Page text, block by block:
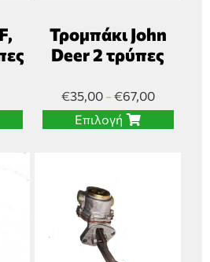
Τρομπάκι John
Deer 2 τρύπες
€35,00–€67,00
Επιλογή